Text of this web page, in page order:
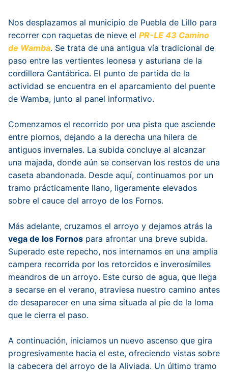
Nos desplazamos al municipio de Puebla de Lillo para
recorrer con raquetas de nieve el PR-LE 43 Camino
de Wamba. Se trata de una antigua vía tradicional de
paso entre las vertientes leonesa y asturiana de la
cordillera Cantábrica. El punto de partida de la
actividad se encuentra en el aparcamiento del puente
de Wamba, junto al panel informativo.
Comenzamos el recorrido por una pista que asciende
entre piornos, dejando a la derecha una hilera de
antiguos invernales. La subida concluye al alcanzar
una majada, donde aún se conservan los restos de una
caseta abandonada. Desde aquí, continuamos por un
tramo prácticamente llano, ligeramente elevados
sobre el cauce del arroyo de los Fornos.
Más adelante, cruzamos el arroyo y dejamos atrás la
vega de los Fornos para afrontar una breve subida.
Superado este repecho, nos internamos en una amplia
campera recorrida por los retorcidos e inverosímiles
meandros de un arroyo. Este curso de agua, que llega
a secarse en el verano, atraviesa nuestro camino antes
de desaparecer en una sima situada al pie de la loma
que le cierra el paso.
A continuación, iniciamos un nuevo ascenso que gira
progresivamente hacia el este, ofreciendo vistas sobre
la cabecera del arroyo de la Aliviada. Un último tramo